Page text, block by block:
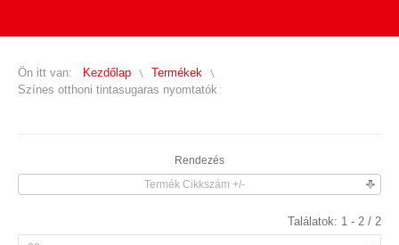
Ön itt van: Kezdőlap
Termékek
Színes otthoni tintasugaras nyomtatók
Rendezés
Termék Cikkszám +/-
Találatok: 1 - 2 / 2